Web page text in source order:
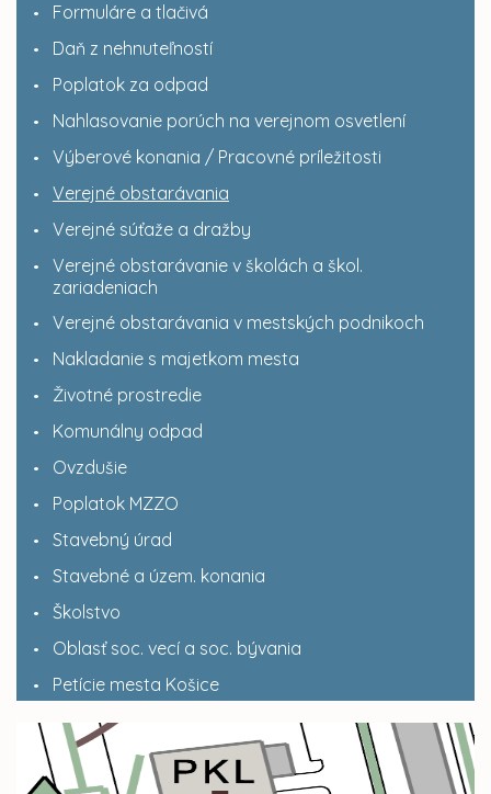
Formuláre a tlačivá
Daň z nehnuteľností
Poplatok za odpad
Nahlasovanie porúch na verejnom osvetlení
Výberové konania / Pracovné príležitosti
Verejné obstarávania
Verejné súťaže a dražby
Verejné obstarávanie v školách a škol.
zariadeniach
Verejné obstarávania v mestských podnikoch
Nakladanie s majetkom mesta
Životné prostredie
Komunálny odpad
Ovzdušie
Poplatok MZZO
Stavebný úrad
Stavebné a územ. konania
Školstvo
Oblasť soc. vecí a soc. bývania
Petície mesta Košice